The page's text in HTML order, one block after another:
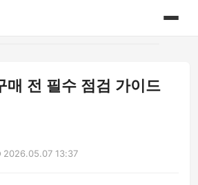
매 전 필수 점검 가이드
2026.05.07 13:37